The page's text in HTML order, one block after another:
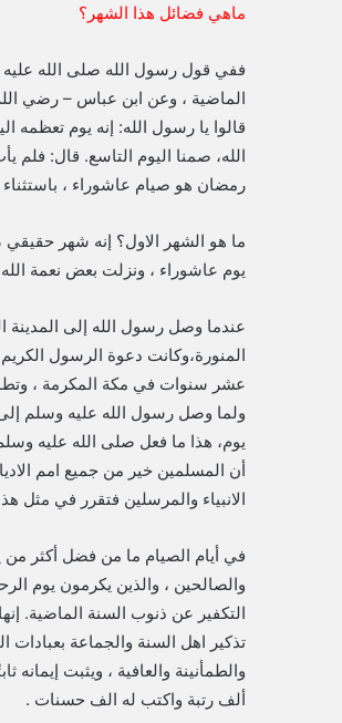
ماهي فضائل هذا الشهر؟
ففي قول رسول الله صلى الله
الماضية ، وعن ابن عباس – رضي
قالوا يا رسول الله: إنه يوم تعظمه
‏الله، صمنا اليوم التاسع. قال:
رمضان هو صيام عاشوراء ،
ما هو الشهر الاول؟ إنه شهر حقيقي ،
يوم عاشوراء ، ونزلت بعض نعمة
عندما وصل رسول الله إلى المدينة
المنورة،وكانت دعوة الرسول
عشر سنوات في مكة المكرمة ، وتطور
ولما وصل رسول الله عليه وسلم
يوم، هذا ما فعل صلى الله عليه
أن المسلمين خير من جميع امم
الانبياء والمرسلين فتقرر في مثل
في أيام الصيام ما من فضل أكثر
والصالحين ، والذين يكرمون يوم
التكفير عن ذنوب السنة الماضية.
تذكير اهل السنة والجماعة بعبادات
والطمأنينة والعافية ، ويثبت إيمانه
ألف رتبة واكتب له الف حسنات .